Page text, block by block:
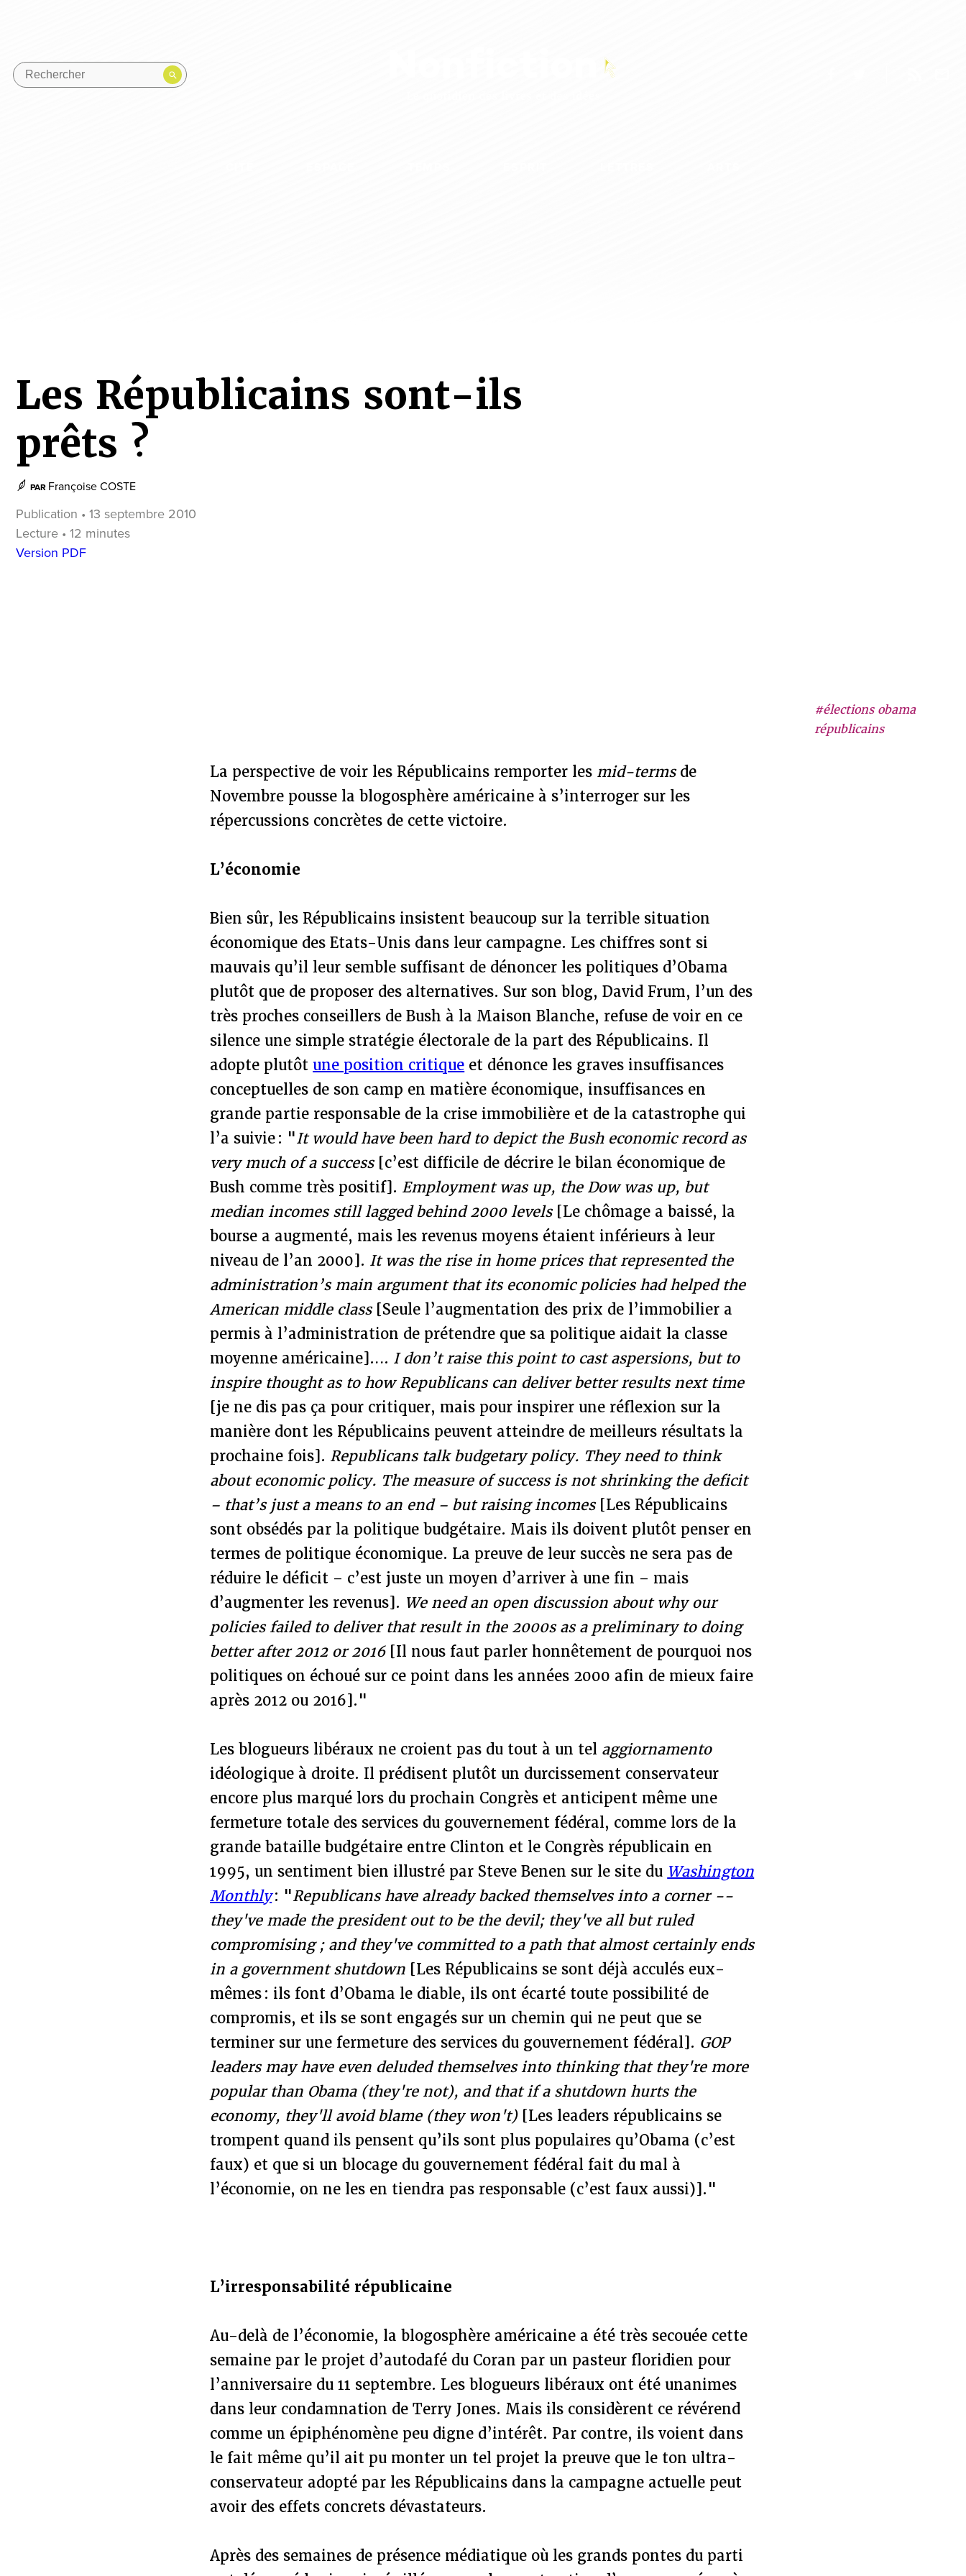
Les Républicains sont-ils
prêts ?
PAR Françoise COSTE
Publication • 13 septembre 2010
Lecture • 12 minutes
Version PDF
#élections obama
républicains
La perspective de voir les Républicains remporter les mid-termsde
Novembre pousse la blogosphère américaine à s’interroger sur les
répercussions concrètes de cette victoire.
L’économie
Bien sûr, les Républicains insistent beaucoup sur la terrible situation
économique des Etats-Unis dans leur campagne. Les chiffres sont si
mauvais qu’il leur semble suffisant de dénoncer les politiques d’Obama
plutôt que de proposer des alternatives. Sur son blog, David Frum, l’un des
très proches conseillers de Bush à la Maison Blanche, refuse de voir en ce
silence une simple stratégie électorale de la part des Républicains. Il
adopte plutôt une position critique et dénonce les graves insuffisances
conceptuelles de son camp en matière économique, insuffisances en
grande partie responsable de la crise immobilière et de la catastrophe qui
l’a suivie : "It would have been hard to depict the Bush economic record as
very much of a success[c’est difficile de décrire le bilan économique de
Bush comme très positif]. Employment was up, the Dow was up, but
median incomes still lagged behind 2000 levels[Le chômage a baissé, la
bourse a augmenté, mais les revenus moyens étaient inférieurs à leur
niveau de l’an 2000]. It was the rise in home prices that represented the
administration’s main argument that its economic policies had helped the
American middle class[Seule l’augmentation des prix de l’immobilier a
permis à l’administration de prétendre que sa politique aidait la classe
moyenne américaine]…. I don’t raise this point to cast aspersions, but to
inspire thought as to how Republicans can deliver better results next time
[je ne dis pas ça pour critiquer, mais pour inspirer une réflexion sur la
manière dont les Républicains peuvent atteindre de meilleurs résultats la
prochaine fois]. Republicans talk budgetary policy. They need to think
about economic policy. The measure of success is not shrinking the deficit
– that’s just a means to an end – but raising incomes[Les Républicains
sont obsédés par la politique budgétaire. Mais ils doivent plutôt penser en
termes de politique économique. La preuve de leur succès ne sera pas de
réduire le déficit – c’est juste un moyen d’arriver à une fin – mais
d’augmenter les revenus]. We need an open discussion about why our
policies failed to deliver that result in the 2000s as a preliminary to doing
better after 2012 or 2016[Il nous faut parler honnêtement de pourquoi nos
politiques on échoué sur ce point dans les années 2000 afin de mieux faire
après 2012 ou 2016]."
Les blogueurs libéraux ne croient pas du tout à un tel aggiornamento
idéologique à droite. Il prédisent plutôt un durcissement conservateur
encore plus marqué lors du prochain Congrès et anticipent même une
fermeture totale des services du gouvernement fédéral, comme lors de la
grande bataille budgétaire entre Clinton et le Congrès républicain en
1995, un sentiment bien illustré par Steve Benen sur le site du Washington
Monthly: "Republicans have already backed themselves into a corner --
they've made the president out to be the devil; they've all but ruled
compromising ; and they've committed to a path that almost certainly ends
in a government shutdown [Les Républicains se sont déjà acculés eux-
mêmes : ils font d’Obama le diable, ils ont écarté toute possibilité de
compromis, et ils se sont engagés sur un chemin qui ne peut que se
terminer sur une fermeture des services du gouvernement fédéral]. GOP
leaders may have even deluded themselves into thinking that they're more
popular than Obama (they're not), and that if a shutdown hurts the
economy, they'll avoid blame (they won't)[Les leaders républicains se
trompent quand ils pensent qu’ils sont plus populaires qu’Obama (c’est
faux) et que si un blocage du gouvernement fédéral fait du mal à
l’économie, on ne les en tiendra pas responsable (c’est faux aussi)]."
L’irresponsabilité républicaine
Au-delà de l’économie, la blogosphère américaine a été très secouée cette
semaine par le projet d’autodafé du Coran par un pasteur floridien pour
l’anniversaire du 11 septembre. Les blogueurs libéraux ont été unanimes
dans leur condamnation de Terry Jones. Mais ils considèrent ce révérend
comme un épiphénomène peu digne d’intérêt. Par contre, ils voient dans
le fait même qu’il ait pu monter un tel projet la preuve que le ton ultra-
conservateur adopté par les Républicains dans la campagne actuelle peut
avoir des effets concrets dévastateurs.
Après des semaines de présence médiatique où les grands pontes du parti